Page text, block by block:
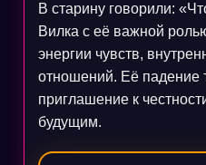
В старину говорили:
Вилка с её важной
энергии чувств,
отношений. Её падение
приглашение к
будущим.